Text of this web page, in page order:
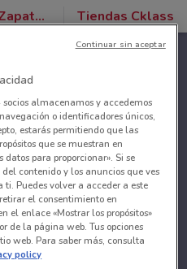
Ropa, Zapatos y Accesorios Tiendas Cklass
socios almacenamos y accedemos
o identificadores únicos,
estarás permitiendo que las
que se muestran en
datos para proporcionar». Si se
contenido y los anuncios que ves
Puedes volver a acceder a este
el consentimiento en
el enlace «Mostrar los propósitos»
de la página web. Tus opciones
web. Para saber más, consulta
policy
Continuar sin aceptar